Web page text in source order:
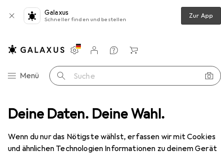
Deine Daten. Deine Wahl.
Wenn du nur das Nötigste wählst, erfassen wir mit Cookies
und ähnlichen Technologien Informationen zu deinem Gerät
Galaxus
Schneller finden und bestellen Zur App
Navigation nach Kategorien
Menü Suche
Einstellungen
Kundenkonto
Vergleichslisten
Merklisten
Warenkorb
Küchenmesser Alco Brotmesser 32,5cm schwarz
EUR
10,32
Alco
Brotmesser 32,5cm schwarz